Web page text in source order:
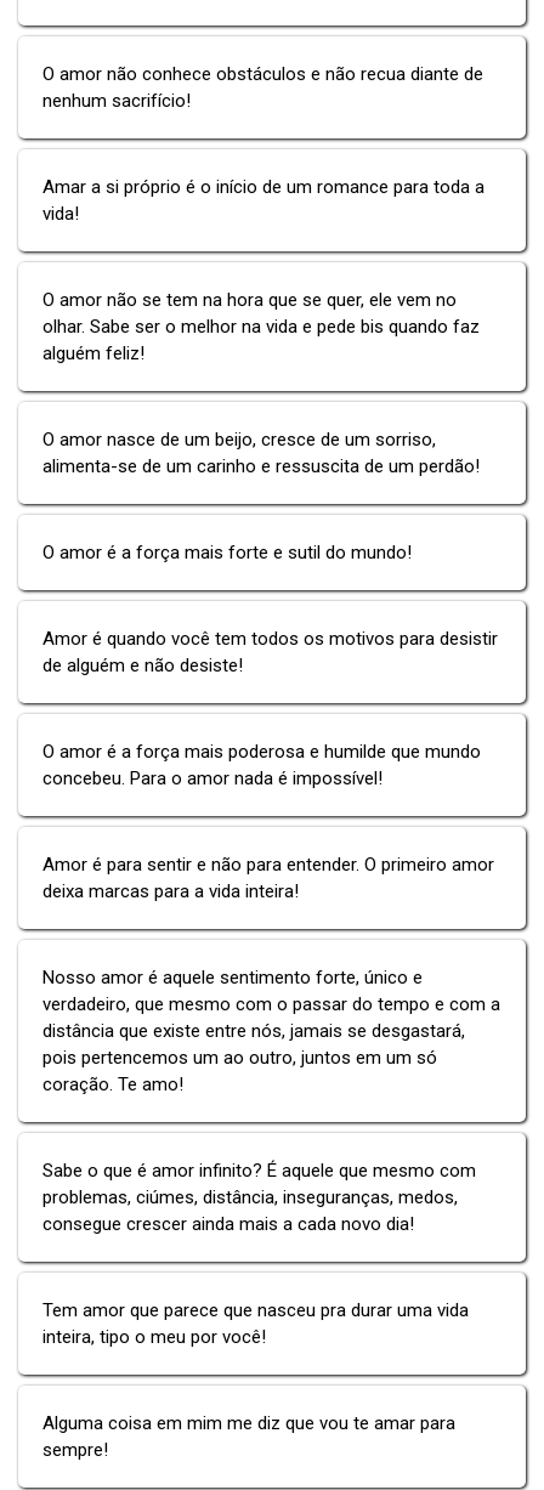
O amor não conhece obstáculos e não recua diante de
nenhum sacrifício!
Amar a si próprio é o início de um romance para toda a
vida!
O amor não se tem na hora que se quer, ele vem no
olhar. Sabe ser o melhor na vida e pede bis quando faz
alguém feliz!
O amor nasce de um beijo, cresce de um sorriso,
alimenta-se de um carinho e ressuscita de um perdão!
O amor é a força mais forte e sutil do mundo!
Amor é quando você tem todos os motivos para desistir
de alguém e não desiste!
O amor é a força mais poderosa e humilde que mundo
concebeu. Para o amor nada é impossível!
Amor é para sentir e não para entender. O primeiro amor
deixa marcas para a vida inteira!
Nosso amor é aquele sentimento forte, único e
verdadeiro, que mesmo com o passar do tempo e com a
distância que existe entre nós, jamais se desgastará,
pois pertencemos um ao outro, juntos em um só
coração. Te amo!
Sabe o que é amor infinito? É aquele que mesmo com
problemas, ciúmes, distância, inseguranças, medos,
consegue crescer ainda mais a cada novo dia!
Tem amor que parece que nasceu pra durar uma vida
inteira, tipo o meu por você!
Alguma coisa em mim me diz que vou te amar para
sempre!